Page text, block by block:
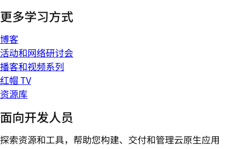
更多学习方式
博客
活动和网络研讨会
播客和视频系列
红帽 TV
资源库
面向开发人员
探索资源和工具，帮助您构建、交付和管理云原生应用